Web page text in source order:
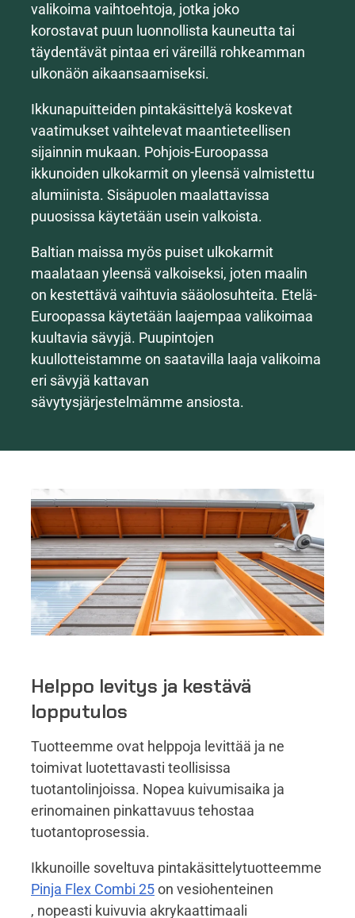
valikoima vaihtoehtoja, jotka joko
korostavat puun luonnollista kauneutta tai
täydentävät pintaa eri väreillä rohkeamman
ulkonäön aikaansaamiseksi.
Ikkunapuitteiden pintakäsittelyä koskevat
vaatimukset vaihtelevat maantieteellisen
sijainnin mukaan. Pohjois-Euroopassa
ikkunoiden ulkokarmit on yleensä valmistettu
alumiinista. Sisäpuolen maalattavissa
puuosissa käytetään usein valkoista.
Baltian maissa myös puiset ulkokarmit
maalataan yleensä valkoiseksi, joten maalin
on kestettävä vaihtuvia sääolosuhteita. Etelä-
Euroopassa käytetään laajempaa valikoimaa
kuultavia sävyjä. Puupintojen
kuullotteistamme on saatavilla laaja valikoima
eri sävyjä kattavan
sävytysjärjestelmämme ansiosta.
Helppo levitys ja kestävä
lopputulos
Tuotteemme ovat helppoja levittää ja ne
toimivat luotettavasti teollisissa
tuotantolinjoissa. Nopea kuivumisaika ja
erinomainen pinkattavuus tehostaa
tuotantoprosessia.
Ikkunoille soveltuva pintakäsittelytuotteemme
Pinja Flex Combi 25on vesiohenteinen
, nopeasti kuivuvia akrykaattimaali